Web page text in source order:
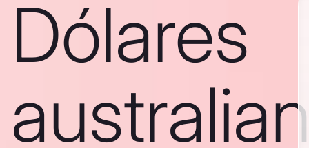
Dólares